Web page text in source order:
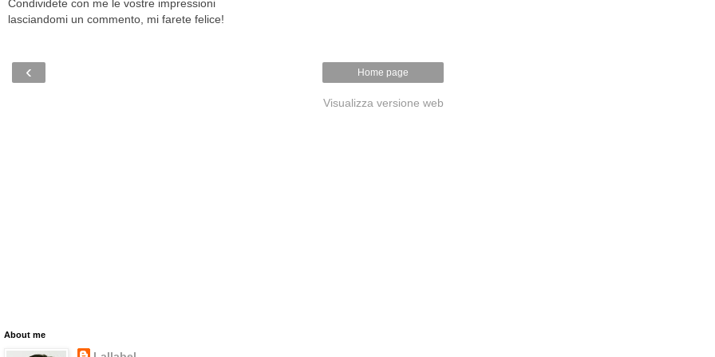
Condividete con me le vostre impressioni
lasciandomi un commento, mi farete felice!
‹ Home page
Visualizza versione web
About me